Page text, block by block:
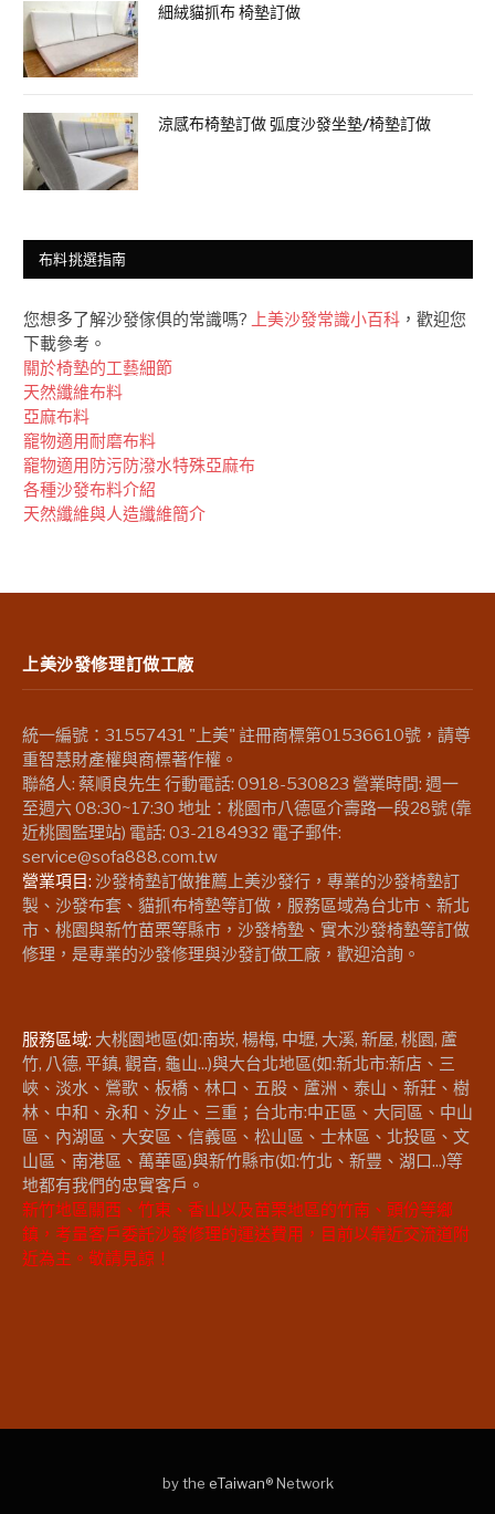
細絨貓抓布 椅墊訂做
涼感布椅墊訂做 弧度沙發坐墊/椅墊訂做
布料挑選指南
您想多了解沙發傢俱的常識嗎? 上美沙發常識小百科 ，歡迎您
下載參考。
關於椅墊的工藝細節
天然纖維布料
亞麻布料
竉物適用耐磨布料
竉物適用防污防潑水特殊亞麻布
各種沙發布料介紹
天然纖維與人造纖維簡介
上美沙發修理訂做工廠
統一編號：31557431 "上美" 註冊商標第01536610號，請尊
重智慧財產權與商標著作權。
聯絡人: 蔡順良先生 行動電話: 0918-530823 營業時間: 週一
至週六 08:30~17:30 地址：桃園市八德區介壽路一段28號 (靠
近桃園監理站) 電話: 03-2184932 電子郵件:
service@sofa888.com.tw
營業項目: 沙發椅墊訂做推薦上美沙發行，專業的沙發椅墊訂
製、沙發布套、貓抓布椅墊等訂做，服務區域為台北市、新北
市、桃園與新竹苗栗等縣市，沙發椅墊、實木沙發椅墊等訂做
修理，是專業的沙發修理與沙發訂做工廠，歡迎洽詢。
服務區域: 大桃園地區(如:南崁, 楊梅, 中壢, 大溪, 新屋, 桃園, 蘆
竹, 八德, 平鎮, 觀音, 龜山...)與大台北地區(如:新北市:新店、三
峽、淡水、鶯歌、板橋、林口、五股、蘆洲、泰山、新莊、樹
林、中和、永和、汐止、三重；台北市:中正區、大同區、中山
區、內湖區、大安區、信義區、松山區、士林區、北投區、文
山區、南港區、萬華區)與新竹縣市(如:竹北、新豐、湖口...)等
地都有我們的忠實客戶。
新竹地區關西、竹東、香山以及苗栗地區的竹南、頭份等鄉
鎮，考量客戶委託沙發修理的運送費用，目前以靠近交流道附
近為主。敬請見諒！
by the eTaiwan® Network